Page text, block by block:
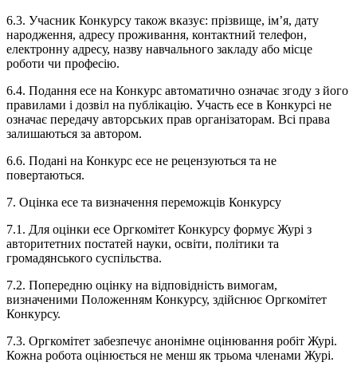
6.3. Учасник Конкурсу також вказує: прізвище, ім’я, дату
народження, адресу проживання, контактний телефон,
електронну адресу, назву навчального закладу або місце
роботи чи професію.
6.4. Подання есе на Конкурс автоматично означає згоду з його
правилами і дозвіл на публікацію. Участь есе в Конкурсі не
означає передачу авторських прав організаторам. Всі права
залишаються за автором.
6.6. Подані на Конкурс есе не рецензуються та не
повертаються.
7. Оцінка есе та визначення переможців Конкурсу
7.1. Для оцінки есе Оргкомітет Конкурсу формує Журі з
авторитетних постатей науки, освіти, політики та
громадянського суспільства.
7.2. Попередню оцінку на відповідність вимогам,
визначеними Положенням Конкурсу, здійснює Оргкомітет
Конкурсу.
7.3. Оргкомітет забезпечує анонімне оцінювання робіт Журі.
Кожна робота оцінюється не менш як трьома членами Журі.